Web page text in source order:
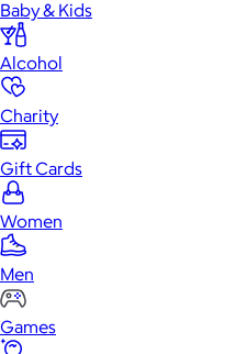
Baby & Kids
Alcohol
Charity
Gift Cards
Women
Men
Games